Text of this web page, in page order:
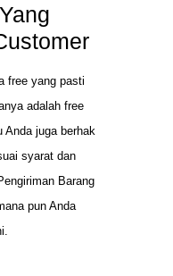
free yang pasti
adalah free
Anda juga berhak
syarat dan
Barang
pun Anda